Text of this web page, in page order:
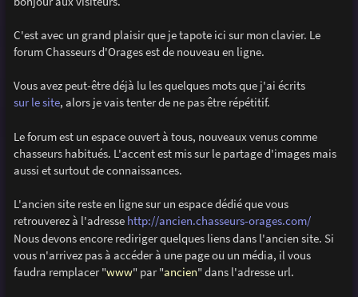
e
C'est avec un grand plaisir que je tapote ici sur mon clavier. Le
forum Chasseurs d'Orages est de nouveau en ligne.
Vous avez peut-être déjà lu les quelques mots que j'ai écrits
sur le site, alors je vais tenter de ne pas être répétitif.
Le forum est un espace ouvert à tous, nouveaux venus comme
chasseurs habitués. L'accent est mis sur le partage d'images mais
aussi et surtout de connaissances.
L'ancien site reste en ligne sur un espace dédié que vous
retrouverez à l'adresse http://ancien.chasseurs-orages.com/
Nous devons encore rediriger quelques liens dans l'ancien site. Si
vous n'arrivez pas à accéder à une page ou un média, il vous
faudra remplacer "www" par "ancien" dans l'adresse url.